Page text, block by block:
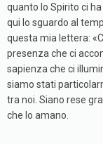
quanto lo Spirito ci
qui lo sguardo al
questa mia lettera:
presenza che ci
sapienza che ci
siamo stati
tra noi. Siano rese
che lo amano.